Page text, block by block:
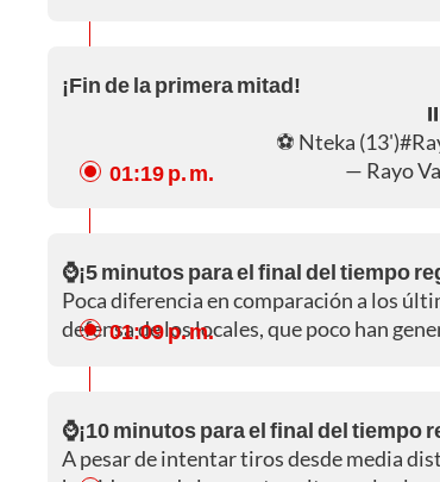
¡Fin de la primera mitad!
⚽️ Nteka (13')
— Rayo
01:19 p. m.
⌚¡5 minutos para el final del tiempo
Poca diferencia en comparación a los
defensa de los locales, que poco han
01:09 p. m.
⌚¡10 minutos para el final del tiempo
A pesar de intentar tiros desde media